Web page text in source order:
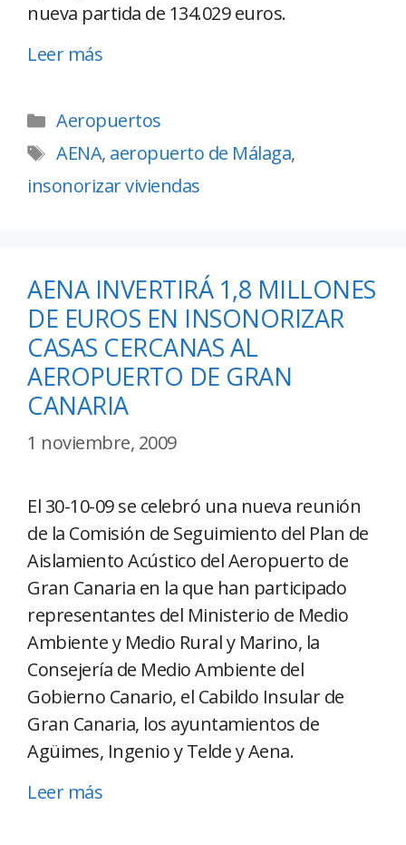
nueva partida de 134.029 euros.
Leer más
Aeropuertos
AENA, aeropuerto de Málaga,
insonorizar viviendas
AENA INVERTIRÁ 1,8 MILLONES
DE EUROS EN INSONORIZAR
CASAS CERCANAS AL
AEROPUERTO DE GRAN
CANARIA
1 noviembre, 2009
El 30-10-09 se celebró una nueva reunión
de la Comisión de Seguimiento del Plan de
Aislamiento Acústico del Aeropuerto de
Gran Canaria en la que han participado
representantes del Ministerio de Medio
Ambiente y Medio Rural y Marino, la
Consejería de Medio Ambiente del
Gobierno Canario, el Cabildo Insular de
Gran Canaria, los ayuntamientos de
Agüimes, Ingenio y Telde y Aena.
Leer más